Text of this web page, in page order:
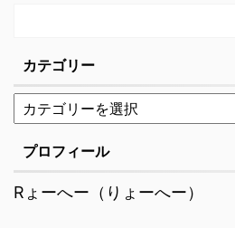
5分足チャートになりま
も優れているというわけ
も5分足チャートを使っ
間違いないでしょう。 私
カテゴリー
プロフィール
Rょーへー（りょーへー）